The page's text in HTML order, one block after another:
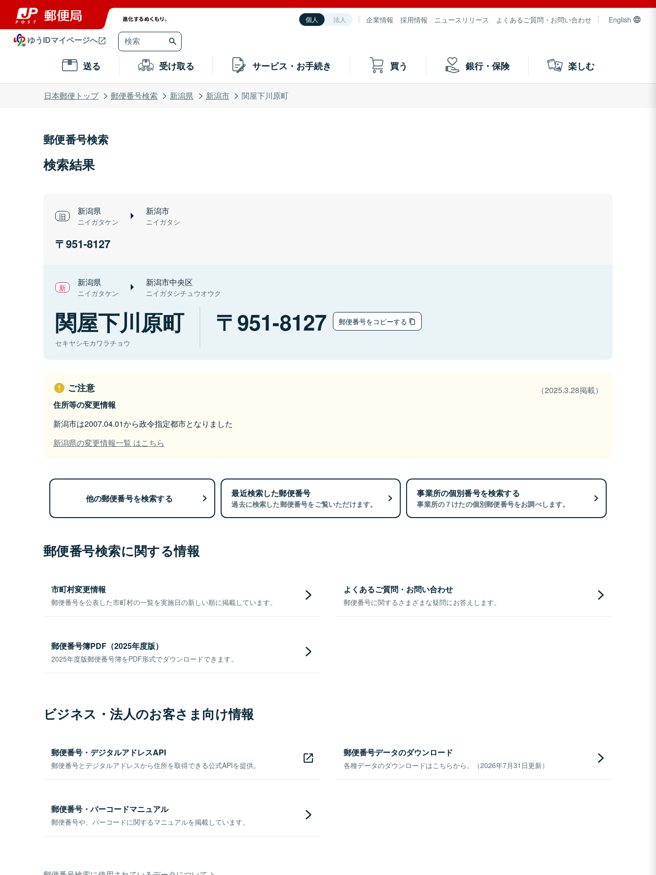
個人 法人 企業情報 採用情報 ニュースリリース よくあるご質問・お問い合わせ English
ゆうIDマイページへ
送る 受け取る サービス・お手続き 買う 銀行・保険 楽しむ
日本郵便トップ 郵便番号検索 新潟県 新潟市 関屋下川原町
郵便番号検索
検索結果
新潟県
ニイガタケン
新潟市
ニイガタシ
951-8127
新潟県
ニイガタケン
新潟市中央区
ニイガタシチュウオウク
関屋下川原町
セキヤシモカワラチョウ
951-8127 郵便番号をコピーする
ご注意
（2025.3.28掲載）
住所等の変更情報
新潟市は2007.04.01から政令指定都市となりました
新潟県の変更情報一覧 はこちら
他の郵便番号を検索する 最近検索した郵便番号
過去に検索した郵便番号をご覧いただけます。
事業所の個別番号を検索する
事業所の７けたの個別郵便番号をお調べします。
郵便番号検索に関する情報
市町村変更情報
郵便番号を公表した市町村の一覧を実施日の新しい順に掲載しています。
よくあるご質問・お問い合わせ
郵便番号に関するさまざまな疑問にお答えします。
郵便番号簿PDF（2025年度版）
2025年度版郵便番号簿をPDF形式でダウンロードできます。
ビジネス・法人のお客さま向け情報
郵便番号・デジタルアドレスAPI
郵便番号とデジタルアドレスから住所を取得できる公式APIを提供。
郵便番号データのダウンロード
各種データのダウンロードはこちらから。（2026年7月31日更新）
郵便番号・バーコードマニュアル
郵便番号や、バーコードに関するマニュアルを掲載しています。